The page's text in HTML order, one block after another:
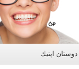
دوستان اپتیك